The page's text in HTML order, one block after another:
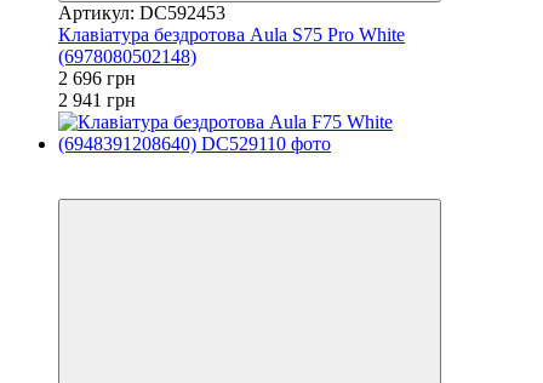
Артикул: DC592453
Клавіатура бездротова Aula S75 Pro White
(6978080502148)
2 696 грн
2 941 грн